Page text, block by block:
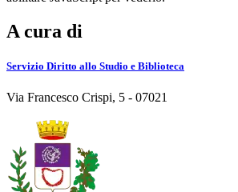
A cura di
Servizio Diritto allo Studio e Biblioteca
Via Francesco Crispi, 5 - 07021